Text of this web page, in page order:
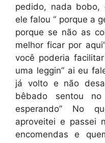
pedido, nada bobo,
ele falou “ porque a
porque se não as
melhor ficar por
você poderia
uma leggin” ai eu
já volto e não
bêbado sentou
esperando” No
aproveitei e passei
encomendas e